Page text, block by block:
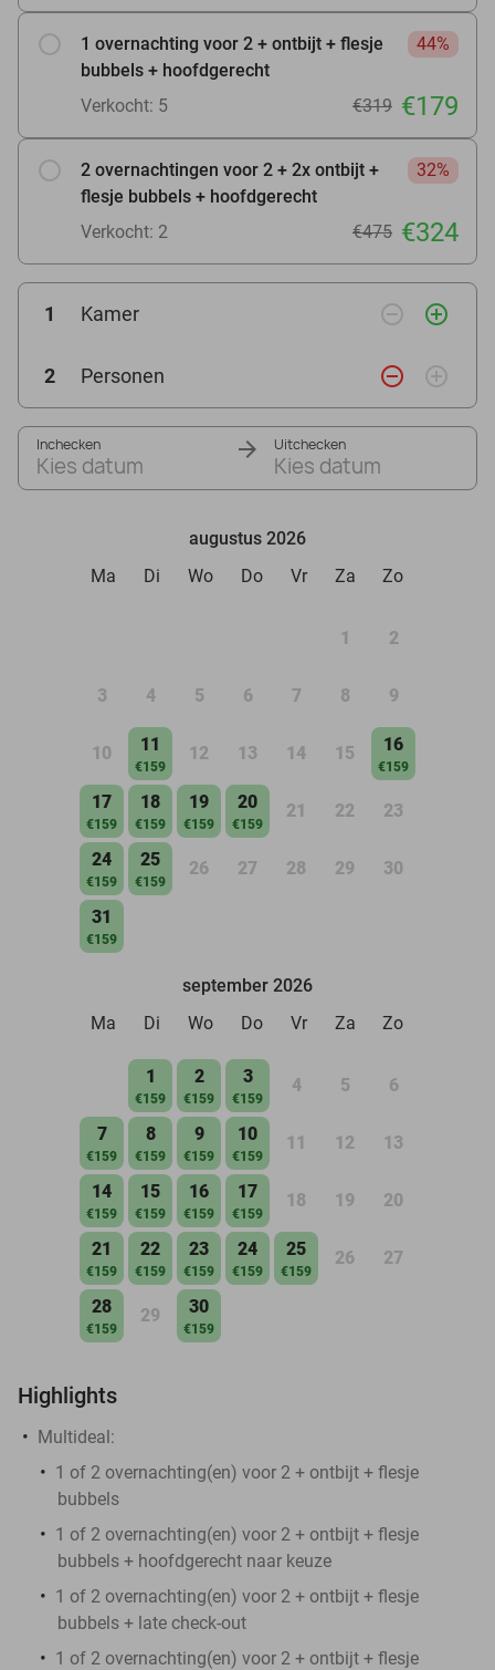
1 overnachting voor 2 + ontbijt + flesje
bubbels + hoofdgerecht
44%
Verkocht: 5 €319 €179
2 overnachtingen voor 2 + 2x ontbijt +
flesje bubbels + hoofdgerecht
32%
Verkocht: 2 €475 €324
1 Kamer remove_circle_outline add_circle_outline
2 Personen remove_circle_outline add_circle_outline
Inchecken
Kies datum
Uitchecken
Kies datum
augustus 2026
Ma
Di Wo Do Vr Za Zo
1 2
3 4 5 6 7 8 9
10 11
€159
12 13 14 15 16
€159
17
€159
18
€159
19
€159
20
€159
21 22 23
24
€159
25
€159
26 27 28 29 30
31
€159
september 2026
Ma
Di Wo Do Vr Za Zo
1
€159
2
€159
3
€159
4 5 6
7
€159
8
€159
9
€159
10
€159
11 12 13
14
€159
15
€159
16
€159
17
€159
18 19 20
21
€159
22
€159
23
€159
24
€159
25
€159
26 27
28
€159
29 30
€159
Highlights
Multideal:
1 of 2 overnachting(en) voor 2 + ontbijt + flesje
bubbels
1 of 2 overnachting(en) voor 2 + ontbijt + flesje
bubbels + hoofdgerecht naar keuze
1 of 2 overnachting(en) voor 2 + ontbijt + flesje
bubbels + late check-out
1 of 2 overnachting(en) voor 2 + ontbijt + flesje